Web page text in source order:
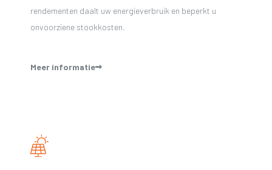
rendementen daalt uw energieverbruik en beperkt u
onvoorziene stookkosten.
Meer informatie